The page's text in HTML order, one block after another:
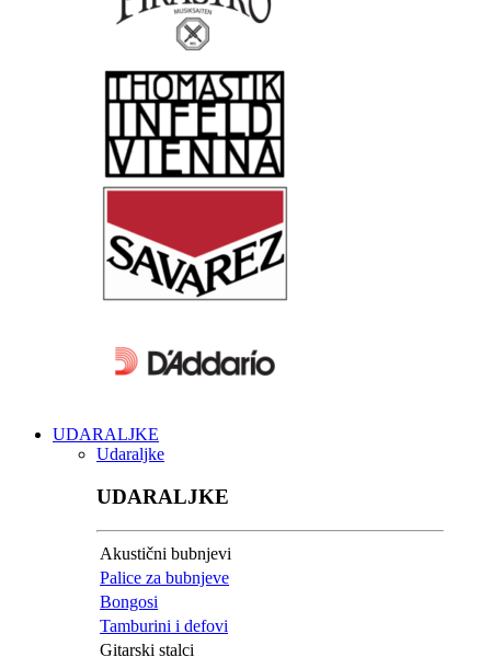
UDARALJKE
Udaraljke
UDARALJKE
Akustični bubnjevi
Palice za bubnjeve
Bongosi
Tamburini i defovi
Gitarski stalci